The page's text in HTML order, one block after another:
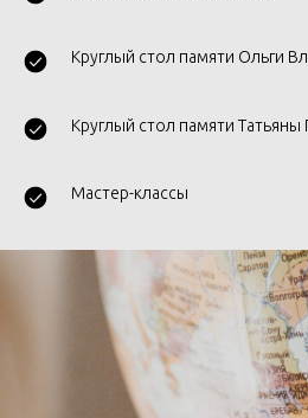
Круглый стол памяти Ольги
Круглый стол памяти
Мастер-классы